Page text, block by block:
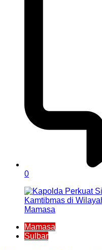
0
Mamasa
Sulbar